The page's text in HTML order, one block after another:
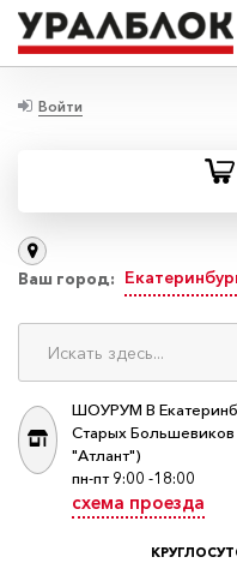
Войти
Ваш город:
ШОУРУМ В
Старых
"Атлант")
пн-пт 9:00 -18:00
схема проезда